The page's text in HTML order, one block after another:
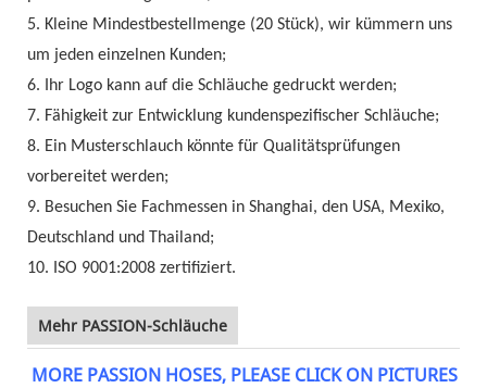
5. Kleine Mindestbestellmenge (20 Stück), wir kümmern uns
um jeden einzelnen Kunden;
6. Ihr Logo kann auf die Schläuche gedruckt werden;
7. Fähigkeit zur Entwicklung kundenspezifischer Schläuche;
8. Ein Musterschlauch könnte für Qualitätsprüfungen
vorbereitet werden;
9. Besuchen Sie Fachmessen in Shanghai, den USA, Mexiko,
Deutschland und Thailand;
10. ISO 9001:2008 zertifiziert.
Mehr PASSION-Schläuche
MORE PASSION HOSES, PLEASE CLICK ON PICTURES